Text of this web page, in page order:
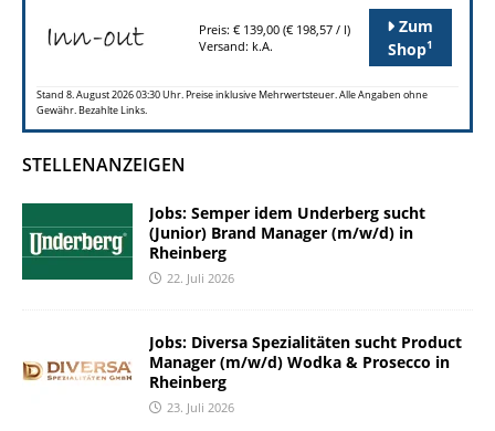
Preis: € 139,00 (€ 198,57 / l)
Versand: k.A.
Zum
Shop1
Stand 8. August 2026 03:30 Uhr. Preise inklusive Mehrwertsteuer. Alle Angaben ohne
Gewähr. Bezahlte Links.
STELLENANZEIGEN
Jobs: Semper idem Underberg sucht
(Junior) Brand Manager (m/w/d) in
Rheinberg
22. Juli 2026
Jobs: Diversa Spezialitäten sucht Product
Manager (m/w/d) Wodka & Prosecco in
Rheinberg
23. Juli 2026